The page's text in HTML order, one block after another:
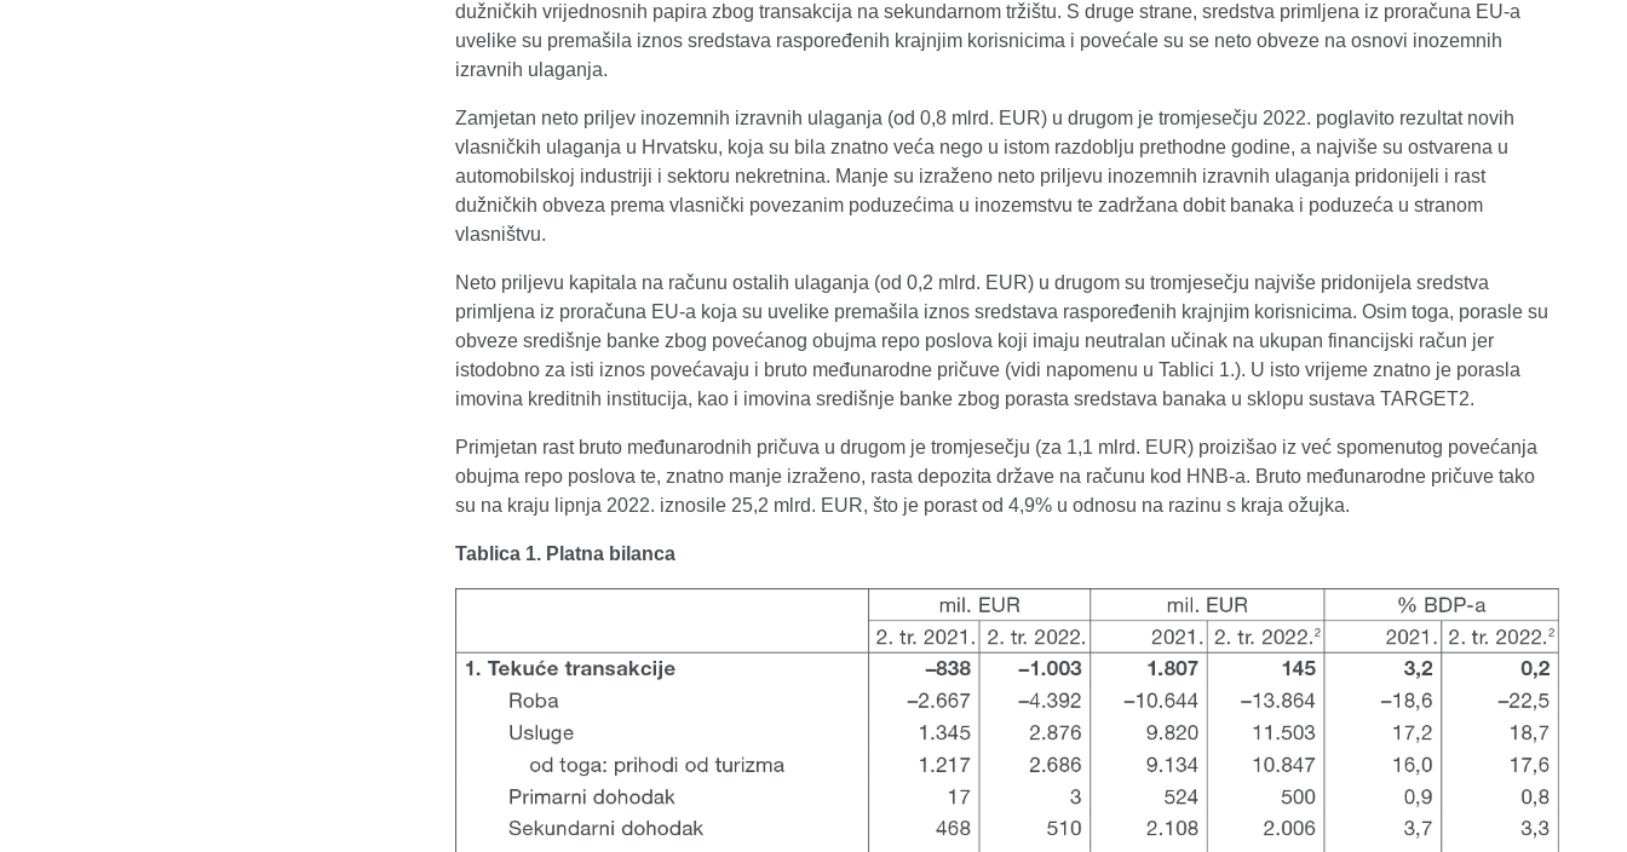
dužničkih vrijednosnih papira zbog transakcija na sekundarnom tržištu. S druge strane, sredstva primljena iz proračuna EU-a
uvelike su premašila iznos sredstava raspoređenih krajnjim korisnicima i povećale su se neto obveze na osnovi inozemnih
izravnih ulaganja.
Zamjetan neto priljev inozemnih izravnih ulaganja (od 0,8 mlrd. EUR) u drugom je tromjesečju 2022. poglavito rezultat novih
vlasničkih ulaganja u Hrvatsku, koja su bila znatno veća nego u istom razdoblju prethodne godine, a najviše su ostvarena u
automobilskoj industriji i sektoru nekretnina. Manje su izraženo neto priljevu inozemnih izravnih ulaganja pridonijeli i rast
dužničkih obveza prema vlasnički povezanim poduzećima u inozemstvu te zadržana dobit banaka i poduzeća u stranom
vlasništvu.
Neto priljevu kapitala na računu ostalih ulaganja (od 0,2 mlrd. EUR) u drugom su tromjesečju najviše pridonijela sredstva
primljena iz proračuna EU-a koja su uvelike premašila iznos sredstava raspoređenih krajnjim korisnicima. Osim toga, porasle su
obveze središnje banke zbog povećanog obujma repo poslova koji imaju neutralan učinak na ukupan financijski račun jer
istodobno za isti iznos povećavaju i bruto međunarodne pričuve (vidi napomenu u Tablici 1.). U isto vrijeme znatno je porasla
imovina kreditnih institucija, kao i imovina središnje banke zbog porasta sredstava banaka u sklopu sustava TARGET2.
Primjetan rast bruto međunarodnih pričuva u drugom je tromjesečju (za 1,1 mlrd. EUR) proizišao iz već spomenutog povećanja
obujma repo poslova te, znatno manje izraženo, rasta depozita države na računu kod HNB-a. Bruto međunarodne pričuve tako
su na kraju lipnja 2022. iznosile 25,2 mlrd. EUR, što je porast od 4,9% u odnosu na razinu s kraja ožujka.
Tablica 1. Platna bilanca